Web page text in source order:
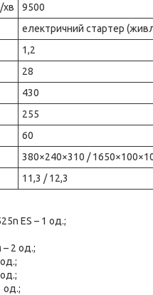
хв
9500
електричний стартер
1,2
28
430
255
60
380×240×310 /
11,3 / 12,3
ES – 1 од.;
– 2 од.;
од.;